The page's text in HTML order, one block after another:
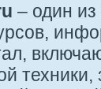
– один
техники,